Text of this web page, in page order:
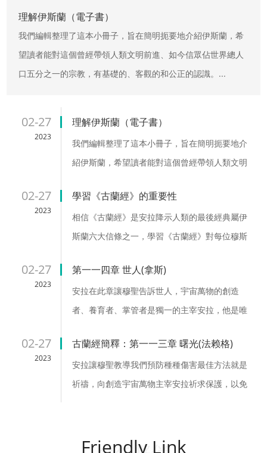
理解伊斯蘭（電子書）
我們編輯整理了這本小冊子，旨在簡明扼要地介紹伊斯蘭，希
望讀者能對這個曾經帶領人類文明前進、如今信眾佔世界總人
口五分之一的宗教，有基礎的、客觀的和公正的認識。...
02-27
2023
理解伊斯蘭（電子書）
我們編輯整理了這本小冊子，旨在簡明扼要地介
紹伊斯蘭，希望讀者能對這個曾經帶領人類文明
有基礎的、客觀的和公正的認識。...
02-27
2023
學習《古蘭經》的重要性
相信《古蘭經》是安拉降示人類的最後經典屬伊
斯蘭六大信條之一，學習《古蘭經》對每位穆斯
關內容非常多...
02-27
2023
第一一四章 世人(拿斯)
安拉在此章讓穆聖告訴世人，宇宙萬物的創造
者、養育者、掌管者是獨一的主宰安拉，他是唯
02-27
2023
古蘭經簡釋：第一一三章 曙光(法赖格)
安拉讓穆聖教導我們預防種種傷害最佳方法就是
祈禱，向創造宇宙萬物主宰安拉祈求保護，以免
Friendly Link